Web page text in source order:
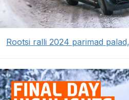
Rootsi ralli 2024 parimad